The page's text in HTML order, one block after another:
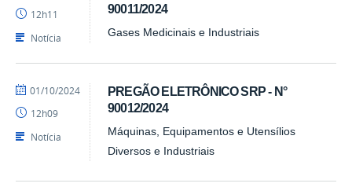
90011/2024
Gases Medicinais e Industriais
-
PRA
12h11
Notícia
PREGÃO ELETRÔNICO SRP - N°
90012/2024
Máquinas, Equipamentos e Utensílios
Diversos e Industriais
por
-
PRA
publicado
01/10/2024
12h09
Notícia